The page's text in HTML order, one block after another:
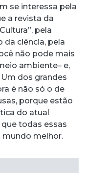
se interessa pela
a revista da
pela
da ciência, pela
não pode mais
ambiente– e,
dos grandes
é não só o de
porque estão
do atual
todas essas
mundo melhor.